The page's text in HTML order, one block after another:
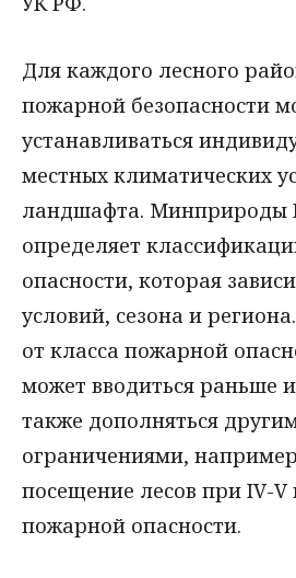
Для каждого лесного
пожарной безопасности
устанавливаться
местных климатических
ландшафта. Минприроды
определяет
опасности, которая
условий, сезона и
от класса пожарной
может вводиться раньше
также дополняться
ограничениями,
посещение лесов при IV-V
пожарной опасности.